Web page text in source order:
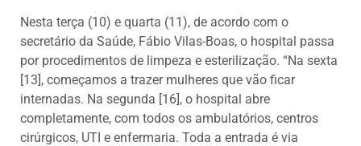
Nesta terça (10) e quarta (11), de acordo com o
secretário da Saúde, Fábio Vilas-Boas, o hospital passa
por procedimentos de limpeza e esterilização. “Na sexta
[13], começamos a trazer mulheres que vão ficar
internadas. Na segunda [16], o hospital abre
completamente, com todos os ambulatórios, centros
cirúrgicos, UTI e enfermaria. Toda a entrada é via